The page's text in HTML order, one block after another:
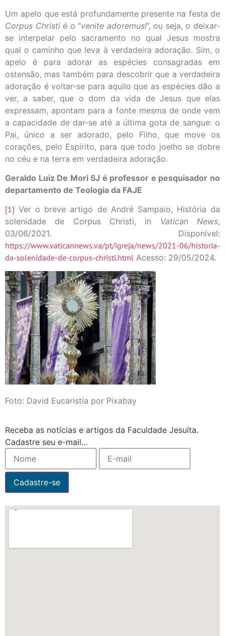
Um apelo que está profundamente presente na festa de
Corpus Christié o “venite adoremus!”, ou seja, o deixar-
se interpelar pelo sacramento no qual Jesus mostra
qual o caminho que leva à verdadeira adoração. Sim, o
apelo é para adorar as espécies consagradas em
ostensão, mas também para descobrir que a verdadeira
adoração é voltar-se para aquilo que as espécies dão a
ver, a saber, que o dom da vida de Jesus que elas
expressam, apontam para a fonte mesma de onde vem
a capacidade de dar-se até a última gota de sangue: o
Pai, único a ser adorado, pelo Filho, que move os
corações, pelo Espírito, para que todo joelho se dobre
no céu e na terra em verdadeira adoração.
Geraldo Luiz De Mori SJ é professor e pesquisador no
departamento de Teologia da FAJE
[1] Ver o breve artigo de André Sampaio, História da
solenidade de Corpus Christi, in Vatican News,
03/06/2021. Disponível:
https://www.vaticannews.va/pt/igreja/news/2021-06/historia-
da-solenidade-de-corpus-christi.html Acesso: 29/05/2024.
Foto: David Eucaristía por Pixabay
Receba as notícias e artigos da Faculdade Jesuíta.
Cadastre seu e-mail...